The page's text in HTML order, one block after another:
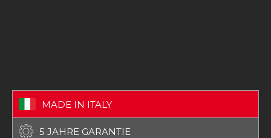
MADE IN ITALY
5 JAHRE GARANTIE